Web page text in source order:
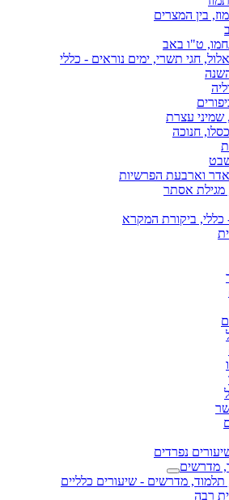
בין המצרים
ט"ו באב
חגי תשרי, ימים נוראים - כללי
שמיני עצרת
חנוכה
וארבעת הפרשיות
מגילת אסתר
כללי, ביקורת המקרא
נפרדים
מדרשים
מדרשים - שיעורים כלליים
רבה